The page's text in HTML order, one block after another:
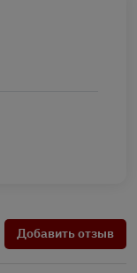
Добавить отзыв